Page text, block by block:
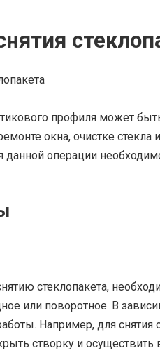
профиля может
окна, очистке
операции
стеклопакета,
или поворотное. В
Например, для снятия
створку и осуществить